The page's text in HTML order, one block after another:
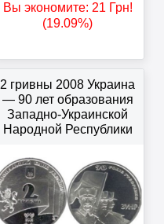
Вы экономите: 21 Грн!
(19.09%)
2 гривны 2008 Украина
— 90 лет образования
Западно-Украинской
Народной Республики